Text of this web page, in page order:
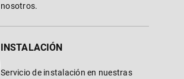
nosotros.
INSTALACIÓN
Servicio de instalación en nuestras